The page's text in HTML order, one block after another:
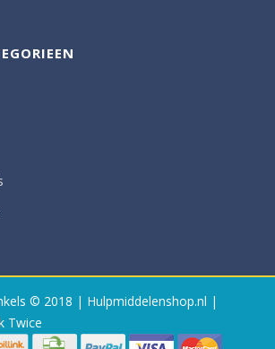
© 2018 | Hulpmiddelenshop.nl |
Twice